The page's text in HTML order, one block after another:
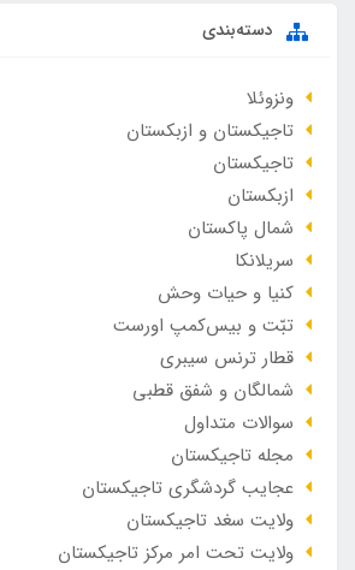
دسته‌بندی
ونزوئلا
تاجیکستان و ازبکستان
تاجیکستان
ازبکستان
شمال پاکستان
سریلانکا
کنیا و حیات وحش
تبّت و بیس‌کمپ اورست
قطار ترنس سیبری
شمالگان و شفق قطبی
سوالات متداول
مجله تاجیکستان
عجایب گردشگری تاجیکستان
ولایت سغد تاجیکستان
ولایت تحت امر مرکز تاجیکستان